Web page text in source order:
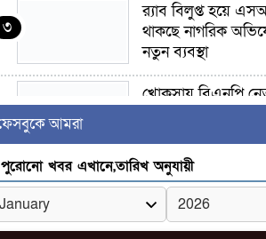
৩
র‍্যাব বিলুপ্ত হয়ে
থাকছে নাগরিক
নতুন ব্যবস্থা
৪
খোকসায় বিএনপি
৫
সাঈদীর ছবিতে জুতা
নিক্ষেপকারীরা ‘জারজ
সন্তান’: আমির হামজা
আমরা
পুরোনো খবর এখানে,তারিখ অনুযায়ী